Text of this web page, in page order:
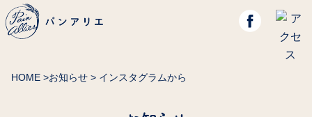
HOME >お知らせ > インスタグラムから